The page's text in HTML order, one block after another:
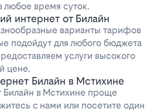
любое время суток.
интернет от Билайн
варианты тарифов
подойдут для любого бюджета
услуги высокого
цене.
Билайн в Мстихине
Билайн в Мстихине проще
с нами или посетите один